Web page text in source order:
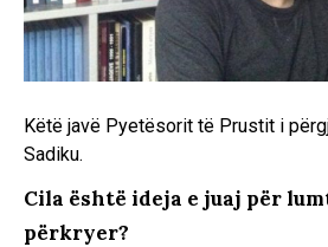
Këtë javë Pyetësorit të Prustit i
Sadiku.
Cila është ideja e juaj për
përkryer?